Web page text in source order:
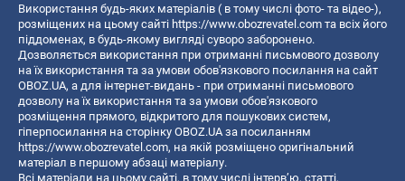
Використання будь-яких матеріалів ( в тому числі фото- та відео-),
розміщених на цьому сайті https://www.obozrevatel.com та всіх його
піддоменах, в будь-якому вигляді суворо заборонено.
Дозволяється використання при отриманні письмового дозволу
на їх використання та за умови обов'язкового посилання на сайт
OBOZ.UA, а для інтернет-видань - при отриманні письмового
дозволу на їх використання та за умови обов'язкового
розміщення прямого, відкритого для пошукових систем,
гіперпосилання на сторінку OBOZ.UA за посиланням
https://www.obozrevatel.com, на якій розміщено оригінальний
матеріал в першому абзаці матеріалу.
Всі матеріали на цьому сайті, в тому числі інтерв’ю, статті,